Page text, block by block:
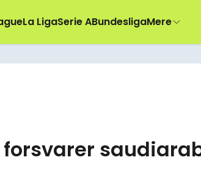
La LigaSerie ABundesligaMere